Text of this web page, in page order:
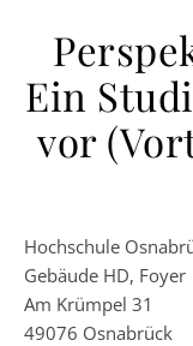
Ein
vor
Hochschule
Gebäude HD, Foyer
Am Krümpel 31
49076 Osnabrück